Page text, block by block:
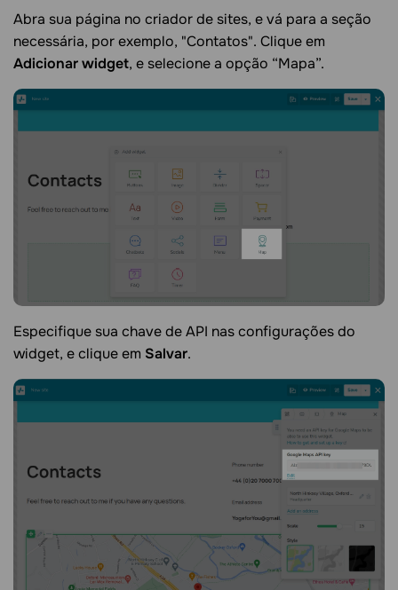
Abra sua página no criador de sites, e vá para a seção
necessária, por exemplo, "Contatos". Clique em
Adicionar widget, e selecione a opção “Mapa”.
Especifique sua chave de API nas configurações do
widget, e clique em Salvar.